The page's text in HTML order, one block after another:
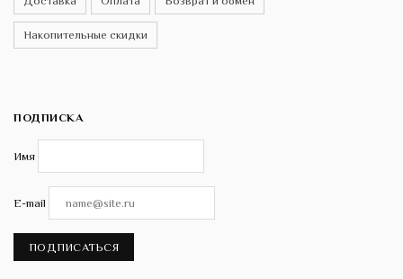
Накопительные скидки
ПОДПИСКА
Имя
E-mail
ПОДПИСАТЬСЯ